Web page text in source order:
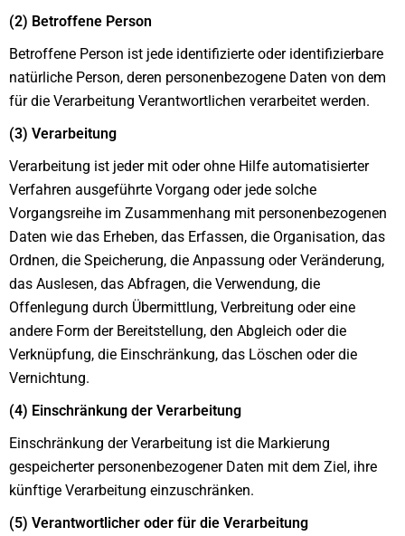
(2) Betroffene Person
Betroffene Person ist jede identifizierte oder identifizierbare
natürliche Person, deren personenbezogene Daten von dem
für die Verarbeitung Verantwortlichen verarbeitet werden.
(3) Verarbeitung
Verarbeitung ist jeder mit oder ohne Hilfe automatisierter
Verfahren ausgeführte Vorgang oder jede solche
Vorgangsreihe im Zusammenhang mit personenbezogenen
Daten wie das Erheben, das Erfassen, die Organisation, das
Ordnen, die Speicherung, die Anpassung oder Veränderung,
das Auslesen, das Abfragen, die Verwendung, die
Offenlegung durch Übermittlung, Verbreitung oder eine
andere Form der Bereitstellung, den Abgleich oder die
Verknüpfung, die Einschränkung, das Löschen oder die
Vernichtung.
(4) Einschränkung der Verarbeitung
Einschränkung der Verarbeitung ist die Markierung
gespeicherter personenbezogener Daten mit dem Ziel, ihre
künftige Verarbeitung einzuschränken.
(5) Verantwortlicher oder für die Verarbeitung